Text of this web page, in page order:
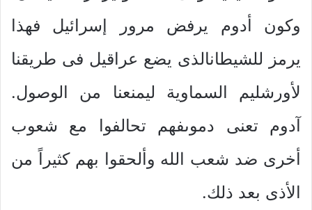
وكون أدوم يرفض مرور إسرائيل فهذا
يرمز للشيطانالذى يضع عراقيل فى طريقنا
لأورشليم السماوية ليمنعنا من الوصول.
آدوم تعنى دموىفهم تحالفوا مع شعوب
أخرى ضد شعب الله وألحقوا بهم كثيراً من
الأذى بعد ذلك.